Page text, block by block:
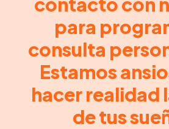
para
consulta
Estamos
hacer realidad
de tus